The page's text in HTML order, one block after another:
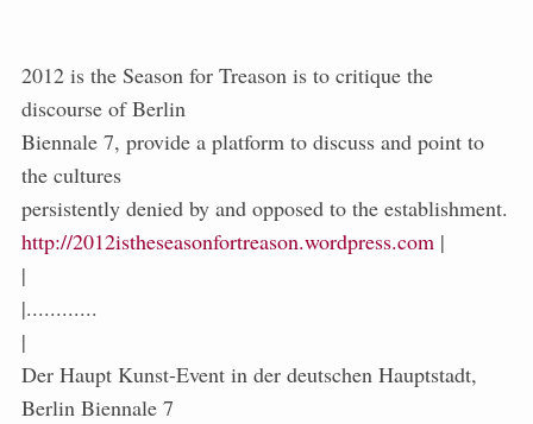
2012 is the Season for Treason is to critique the
discourse of Berlin
Biennale 7, provide a platform to discuss and point to
the cultures
persistently denied by and opposed to the establishment.
http://2012istheseasonfortreason.wordpress.com |
|
|............
|
Der Haupt Kunst-Event in der deutschen Hauptstadt,
Berlin Biennale 7